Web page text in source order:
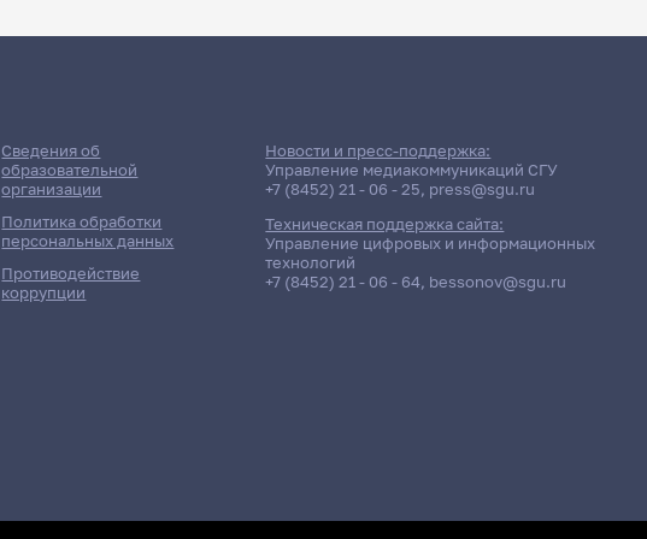
Сведения об
образовательной
организации
Политика обработки
персональных данных
Противодействие
коррупции
Новости и пресс-поддержка:
Управление медиакоммуникаций СГУ
+7 (8452) 21 - 06 - 25, press@sgu.ru
Техническая поддержка сайта:
Управление цифровых и информационных
технологий
+7 (8452) 21 - 06 - 64, bessonov@sgu.ru